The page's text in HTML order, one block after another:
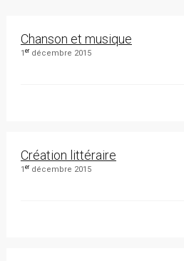
Chanson et musique
1 erdécembre 2015
Création littéraire
1 erdécembre 2015